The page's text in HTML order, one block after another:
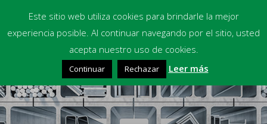
Productos Químicos
Este sitio web utiliza cookies para brindarle la mejor
experiencia posible. Al continuar navegando por el sitio, usted
acepta nuestro uso de cookies.
Continuar Rechazar Leer más